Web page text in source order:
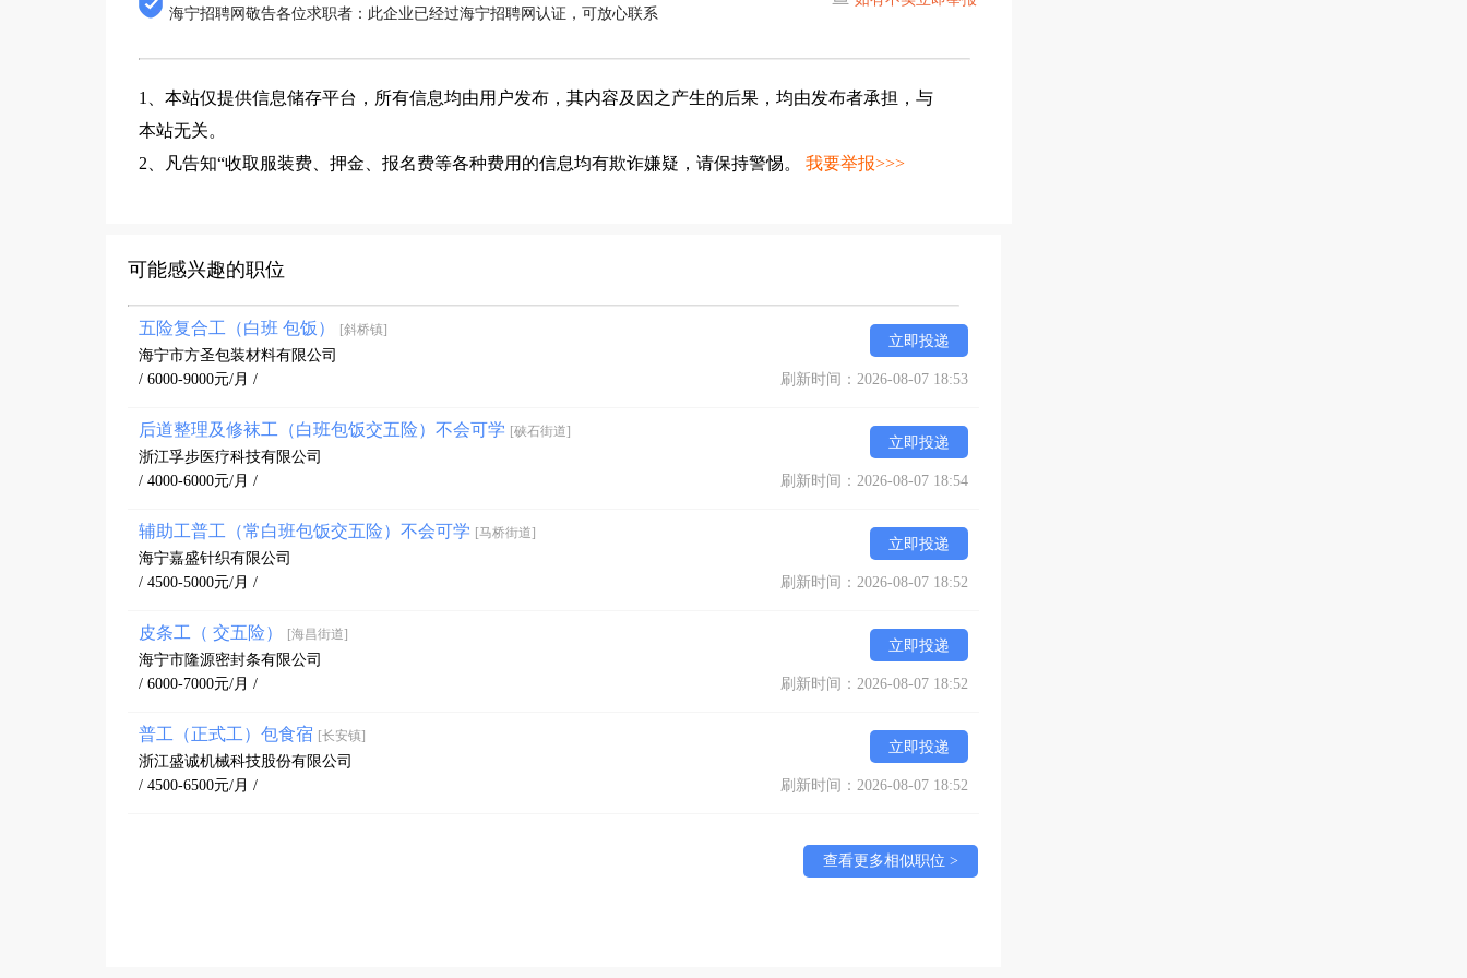
海宁招聘网敬告各位求职者：此企业已经过海宁招聘网认证，可放心联系
1、本站仅提供信息储存平台，所有信息均由用户发布，其内容及因之产生的后果，均由发布者承担，与
本站无关。
2、凡告知“收取服装费、押金、报名费等各种费用的信息均有欺诈嫌疑，请保持警惕。 我要举报>>>
可能感兴趣的职位
五险复合工（白班 包饭） [斜桥镇]
立即投递
海宁市方圣包装材料有限公司
/ 6000-9000元/月 /
刷新时间：2026-08-07 18:53
后道整理及修袜工（白班包饭交五险）不会可学 [硖石街道]
立即投递
浙江孚步医疗科技有限公司
/ 4000-6000元/月 /
刷新时间：2026-08-07 18:54
辅助工普工（常白班包饭交五险）不会可学 [马桥街道]
立即投递
海宁嘉盛针织有限公司
/ 4500-5000元/月 /
刷新时间：2026-08-07 18:52
皮条工（ 交五险） [海昌街道]
立即投递
海宁市隆源密封条有限公司
/ 6000-7000元/月 /
刷新时间：2026-08-07 18:52
普工（正式工）包食宿 [长安镇]
立即投递
浙江盛诚机械科技股份有限公司
/ 4500-6500元/月 /
刷新时间：2026-08-07 18:52
查看更多相似职位 >